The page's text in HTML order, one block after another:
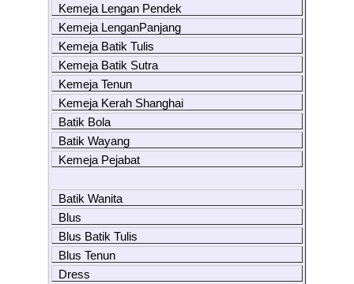
Kemeja Lengan Pendek
Kemeja LenganPanjang
Kemeja Batik Tulis
Kemeja Batik Sutra
Kemeja Tenun
Kemeja Kerah Shanghai
Batik Bola
Batik Wayang
Kemeja Pejabat
Batik Wanita
Blus
Blus Batik Tulis
Blus Tenun
Dress